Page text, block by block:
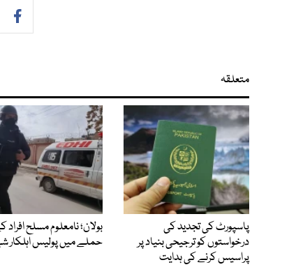
متعلقہ
پاسپورٹ کی تجدید کی
درخواستوں کو ترجیحی بنیاد پر
پراسیس کرنے کی ہدایت
بولان؛ نامعلوم مسلح افراد
حملے میں پولیس اہلکار